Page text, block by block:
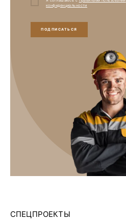
конфиденциальности
ПОДПИСАТЬСЯ
СПЕЦПРОЕКТЫ